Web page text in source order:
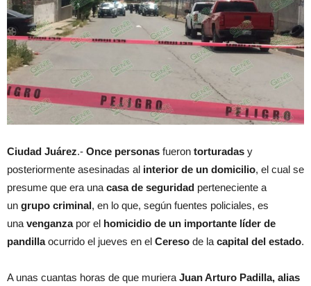
Ciudad Juárez.- Once personas fueron torturadas y
posteriormente asesinadas al interior de un domicilio, el cual se
presume que era una casa de seguridad perteneciente a
un grupo criminal, en lo que, según fuentes policiales, es
una venganzapor el homicidio de un importante líder de
pandillaocurrido el jueves en el Cereso de la capital del estado.
A unas cuantas horas de que muriera Juan Arturo Padilla, alias